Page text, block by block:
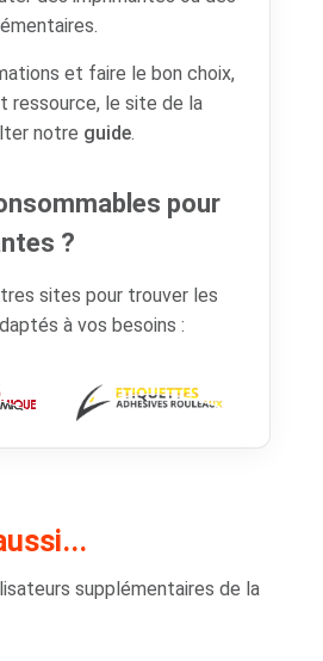
et faire le bon choix,
ressource, le site de la
notre guide.
pour
?
sites pour trouver les
à vos besoins :
supplémentaires de la